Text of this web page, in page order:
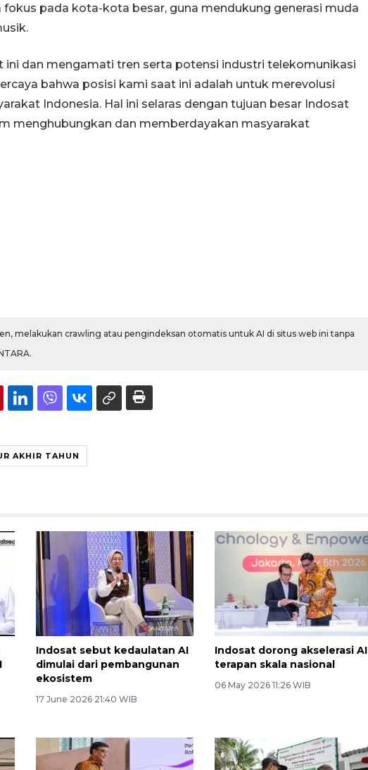
pada kota-kota besar, guna mendukung generasi muda
ini dan mengamati tren serta potensi industri telekomunikasi
bahwa posisi kami saat ini adalah untuk merevolusi
Indonesia. Hal ini selaras dengan tujuan besar Indosat
menghubungkan dan memberdayakan masyarakat
melakukan crawling atau pengindeksan otomatis untuk AI di situs web ini tanpa
AKHIR TAHUN
Indosat sebut kedaulatan AI
dimulai dari pembangunan
ekosistem
17 June 2026 21:40 WIB
Indosat dorong akselerasi AI
terapan skala nasional
06 May 2026 11:26 WIB